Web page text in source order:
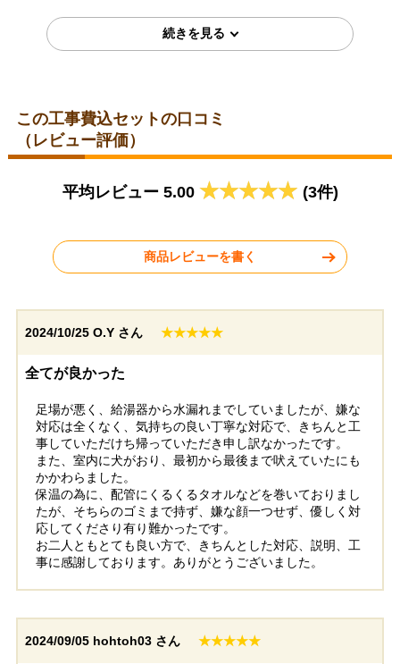
レビューの評価が良かった
東京都東久留米市
2026年6月12日
東京都葛飾区
2026年6月11日
工事実績をもっと見る
この工事費込セットの口コミ
（レビュー評価）
平均レビュー 5.00 (3件)
商品レビューを書く
2024/10/25 O.Y さん ★★★★★
全てが良かった
足場が悪く、給湯器から水漏れまでしていましたが、嫌な
対応は全くなく、気持ちの良い丁寧な対応で、きちんと工
事していただけち帰っていただき申し訳なかったです。
また、室内に犬がおり、最初から最後まで吠えていたにも
かかわらました。
保温の為に、配管にくるくるタオルなどを巻いておりまし
たが、そちらのゴミまで持ず、嫌な顔一つせず、優しく対
応してくださり有り難かったです。
お二人ともとても良い方で、きちんとした対応、説明、工
事に感謝しております。ありがとうございました。
2024/09/05 hohtoh03 さん ★★★★★